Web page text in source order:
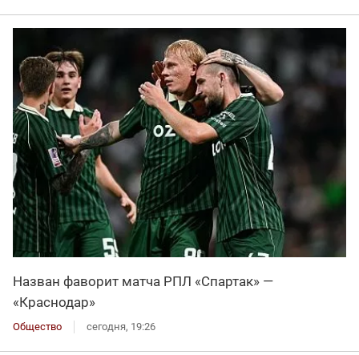
Назван фаворит матча РПЛ «Спартак» —
«Краснодар»
Общество сегодня, 19:26